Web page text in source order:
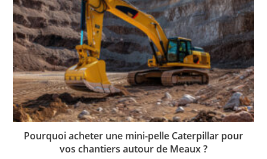
Pourquoi acheter une mini-pelle Caterpillar pour
vos chantiers autour de Meaux ?